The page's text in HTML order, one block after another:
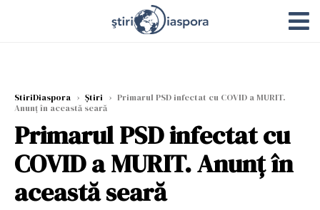
StiriDiaspora › Știri › Primarul PSD infectat cu COVID a MURIT.
Anunț în această seară
Primarul PSD infectat cu
COVID a MURIT. Anunț în
această seară